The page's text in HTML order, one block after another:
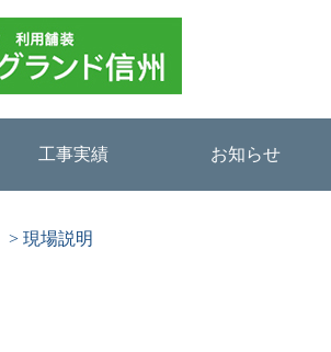
工事実績 お知らせ
> 現場説明